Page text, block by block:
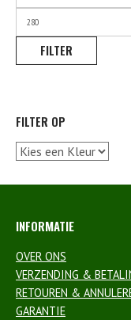
Max.
FILTER
FILTER OP
INFORMATIE
OVER ONS
VERZENDING &
RETOUREN &
GARANTIE